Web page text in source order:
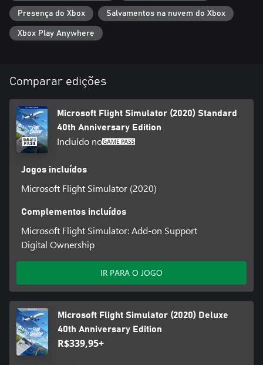
Presença do Xbox Salvamentos na nuvem do Xbox
Xbox Play Anywhere
Comparar edições
Microsoft Flight Simulator (2020) Standard
40th Anniversary Edition
Incluído no
Jogos incluídos
Microsoft Flight Simulator (2020)
Complementos incluídos
Microsoft Flight Simulator: Add-on Support
Digital Ownership
IR PARA O JOGO
Microsoft Flight Simulator (2020) Deluxe
40th Anniversary Edition
R$339,95+